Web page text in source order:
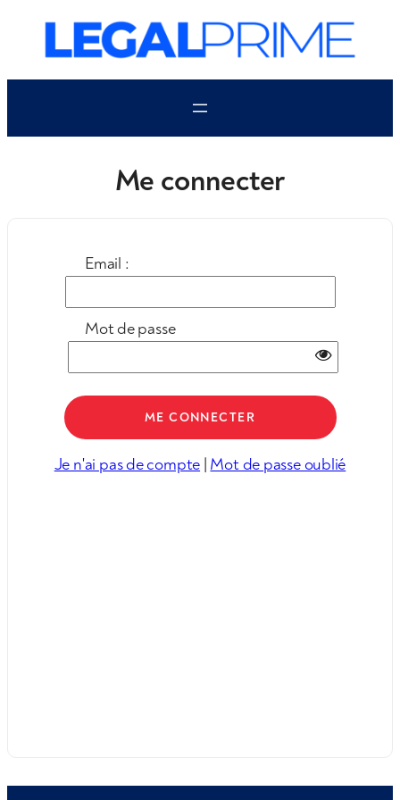
contenu
Me connecter
Email :
Mot de passe
Je n'ai pas de compte | Mot de passe oublié